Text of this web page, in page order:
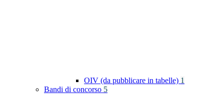
OIV (da pubblicare in tabelle) 1
Bandi di concorso 5